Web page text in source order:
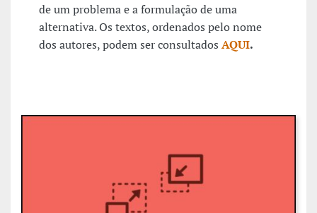
de um problema e a formulação de uma
alternativa. Os textos, ordenados pelo nome
dos autores, podem ser consultados AQUI.